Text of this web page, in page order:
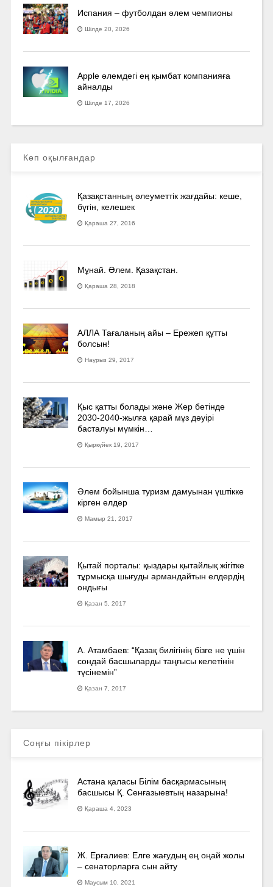
Испания – футболдан әлем чемпионы
Шілде 20, 2026
Apple әлемдегі ең қымбат компанияға
айналды
Шілде 17, 2026
Көп оқылғандар
Қазақстанның әлеуметтік жағдайы: кеше,
бүгін, келешек
Қараша 27, 2016
Мұнай. Әлем. Қазақстан.
Қараша 28, 2018
АЛЛА Тағаланың айы – Ережеп құтты
болсын!
Наурыз 29, 2017
Қыс қатты болады және Жер бетінде
2030-2040­-жылға қарай мұз дәуірі
басталуы мүмкін…
Қыркүйек 19, 2017
Әлем бойынша туризм дамуынан үштікке
кірген елдер
Мамыр 21, 2017
Қытай порталы: қыздары қытайлық жігітке
тұрмысқа шығуды армандайтын елдердің
ондығы
Қазан 5, 2017
А. Атамбаев: “Қазақ билігінің бізге не үшін
сондай басшыларды таңғысы келетінін
түсінемін”
Қазан 7, 2017
Соңғы пікірлер
Астана қаласы Білім басқармасының
басшысы Қ. Сенғазыевтың назарына!
Қараша 4, 2023
Ж. Ерғалиев: Елге жағудың ең оңай жолы
– сенаторларға сын айту
Маусым 10, 2021